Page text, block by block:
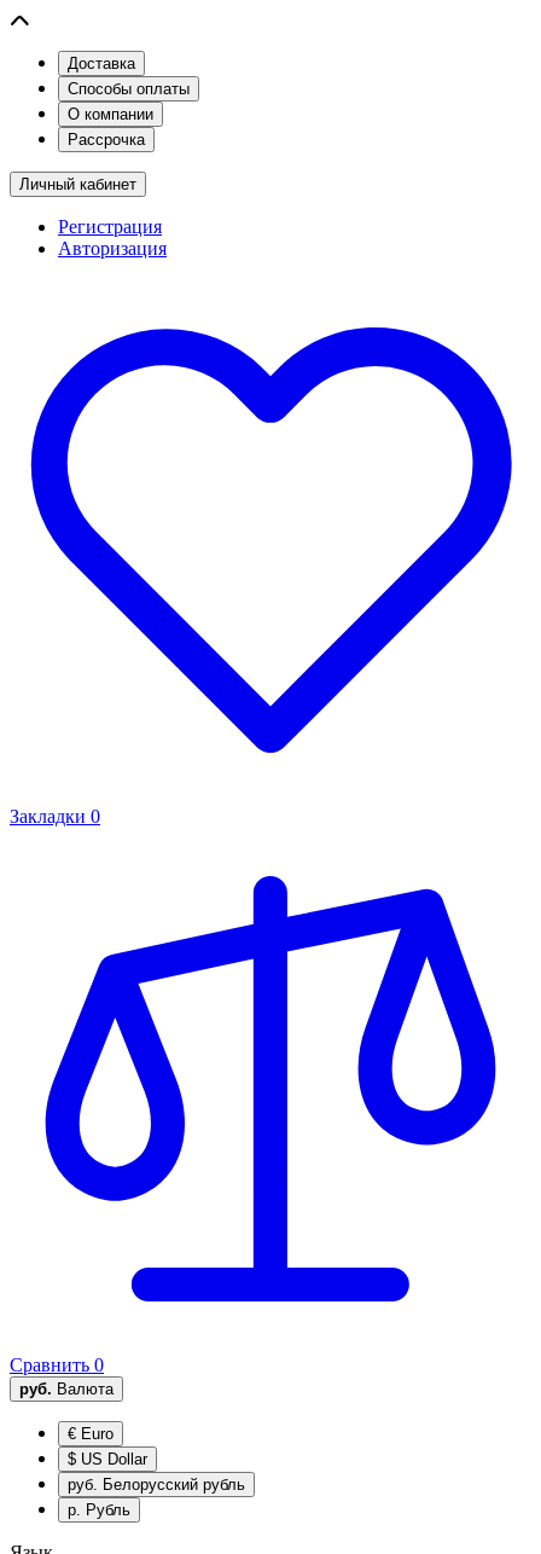
Доставка
Способы оплаты
О компании
Рассрочка
Личный кабинет
Регистрация
Авторизация
Закладки 0
Сравнить 0
руб. Валюта
€ Euro
$ US Dollar
руб. Белорусский рубль
р. Рубль